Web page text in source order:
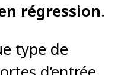
régression.
type de